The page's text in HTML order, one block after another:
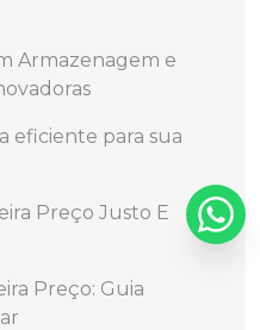
Armazenagem e
eficiente para sua
Preço Justo E
Preço: Guia